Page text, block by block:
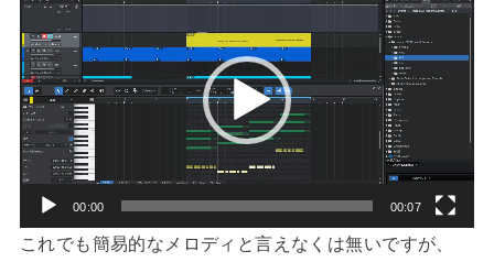
プ
レ
ー
ヤ
00:00 00:07
これでも簡易的なメロディと言えなくは無いですが、